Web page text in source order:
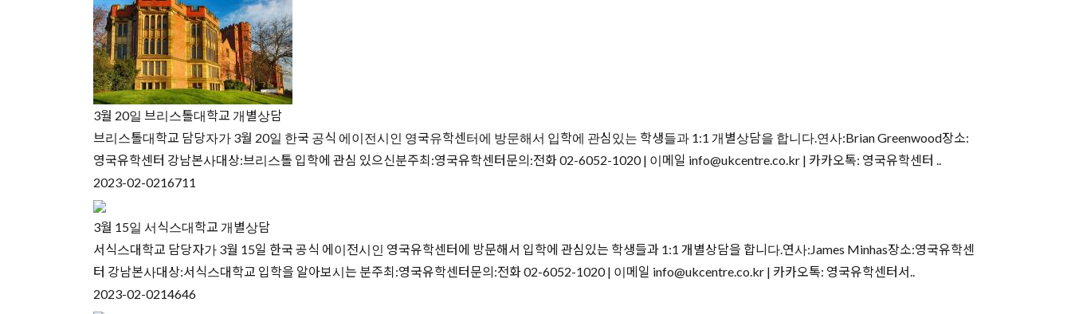
3월 20일 브리스톨대학교 개별상담
브리스톨대학교 담당자가 3월 20일 한국 공식 에이전시인 영국유학센터에 방문해서 입학에 관심있는 학생들과 1:1 개별상담을 합니다.연사:Brian Greenwood장소:
영국유학센터 강남본사대상:브리스톨 입학에 관심 있으신분주최:영국유학센터문의:전화 02-6052-1020 | 이메일 info@ukcentre.co.kr | 카카오톡: 영국유학센터 ..
2023-02-0216711
3월 15일 서식스대학교 개별상담
서식스대학교 담당자가 3월 15일 한국 공식 에이전시인 영국유학센터에 방문해서 입학에 관심있는 학생들과 1:1 개별상담을 합니다.연사:James Minhas장소:영국유학센
터 강남본사대상:서식스대학교 입학을 알아보시는 분주최:영국유학센터문의:전화 02-6052-1020 | 이메일 info@ukcentre.co.kr | 카카오톡: 영국유학센터서..
2023-02-0214646